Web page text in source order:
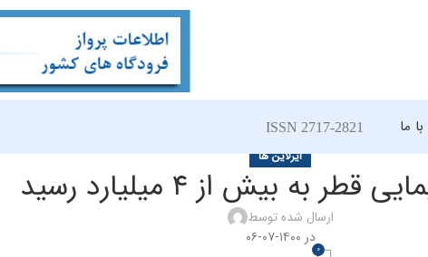
ما ISSN 2717-2821
ایرلاین ها
به بیش از ۴ میلیارد رسید
ارسال شده توسط
در ۱۴۰۰-۰۷-۰۶
0